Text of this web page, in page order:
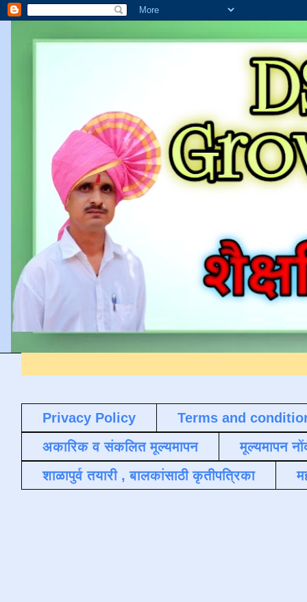
Privacy Policy
Terms and
अकारिक व संकलित मूल्यमापन
मूल्यमापन
शाळापुर्व तयारी , बालकांसाठी कृतीपत्रिका